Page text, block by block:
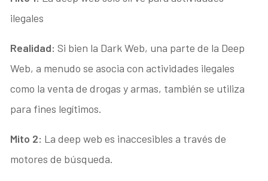
ilegales
Realidad: Si bien la Dark Web, una parte de la Deep
Web, a menudo se asocia con actividades ilegales
como la venta de drogas y armas, también se utiliza
para fines legítimos.
Mito 2: La deep web es inaccesibles a través de
motores de búsqueda.